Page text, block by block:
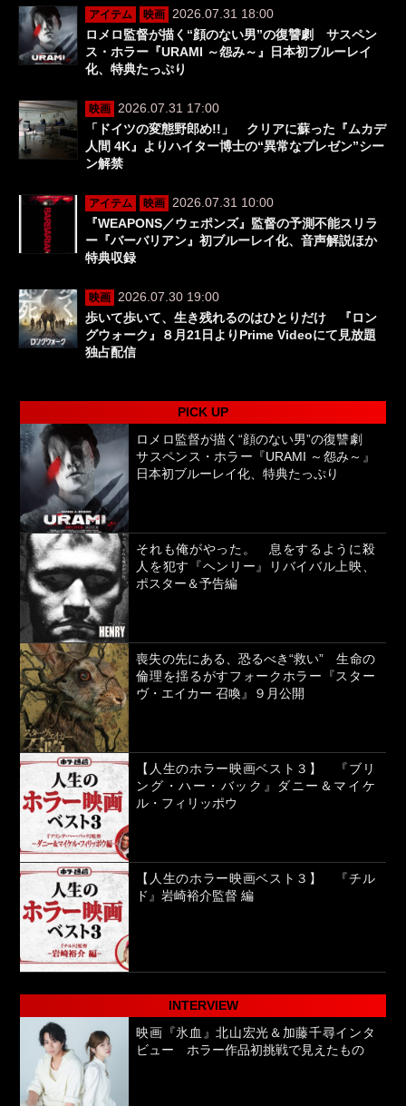
アイテム 映画
2026.07.31 18:00
ロメロ監督が描く“顔のない男”の復讐劇 サスペン
ス・ホラー『URAMI ～怨み～』日本初ブルーレイ
化、特典たっぷり
映画
2026.07.31 17:00
「ドイツの変態野郎め!!」 クリアに蘇った『ムカデ
人間 4K』よりハイター博士の“異常なプレゼン”シー
ン解禁
アイテム 映画
2026.07.31 10:00
『WEAPONS／ウェポンズ』監督の予測不能スリラ
ー『バーバリアン』初ブルーレイ化、音声解説ほか
特典収録
映画
2026.07.30 19:00
歩いて歩いて、生き残れるのはひとりだけ 『ロン
グウォーク』８月21日よりPrime Videoにて見放題
独占配信
PICK UP
ロメロ監督が描く“顔のない男”の復讐劇
サスペンス・ホラー『URAMI ～怨み～』
日本初ブルーレイ化、特典たっぷり
それも俺がやった。 息をするように殺
人を犯す『ヘンリー』リバイバル上映、
ポスター＆予告編
喪失の先にある、恐るべき“救い” 生命の
倫理を揺るがすフォークホラー『スター
ヴ・エイカー 召喚』９月公開
【人生のホラー映画ベスト３】 『ブリ
ング・ハー・バック』ダニー＆マイケ
ル・フィリッポウ
【人生のホラー映画ベスト３】 『チル
ド』岩崎裕介監督 編
INTERVIEW
映画『氷血』北山宏光＆加藤千尋インタ
ビュー ホラー作品初挑戦で見えたもの